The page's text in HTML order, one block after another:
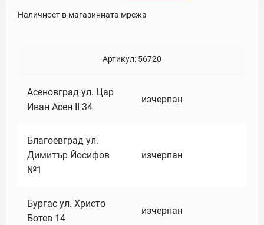
Наличност в магазинната мрежа
Артикул: 56720
Асеновград ул. Цар
Иван Асен II 34
изчерпан
Благоевград ул.
Димитър Йосифов
№1
изчерпан
Бургас ул. Христо
Ботев 14
изчерпан